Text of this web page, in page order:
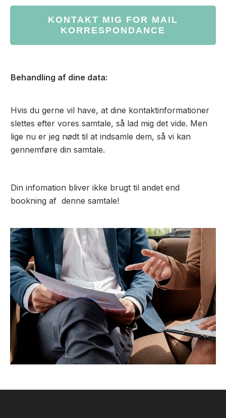
KONTAKT MIG FOR MAIL
KORRESPONDANCE
Behandling af dine data:
Hvis du gerne vil have, at dine kontaktinformationer
slettes efter vores samtale, så lad mig det vide. Men
lige nu er jeg nødt til at indsamle dem, så vi kan
gennemføre din samtale.
Din infomation bliver ikke brugt til andet end
bookning af denne samtale!